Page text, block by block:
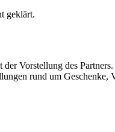
geklärt.
Vorstellung des
rund um Geschenke,